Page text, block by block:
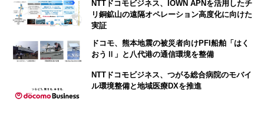
NTTドコモビジネス、IOWN APNを活用したチ
リ銅鉱山の遠隔オペレーション高度化に向けた
実証
ドコモ、熊本地震の被災者向けPFI船舶「はく
おうⅡ」と八代港の通信環境を整備
NTTドコモビジネス、つがる総合病院のモバイ
ル環境整備と地域医療DXを推進